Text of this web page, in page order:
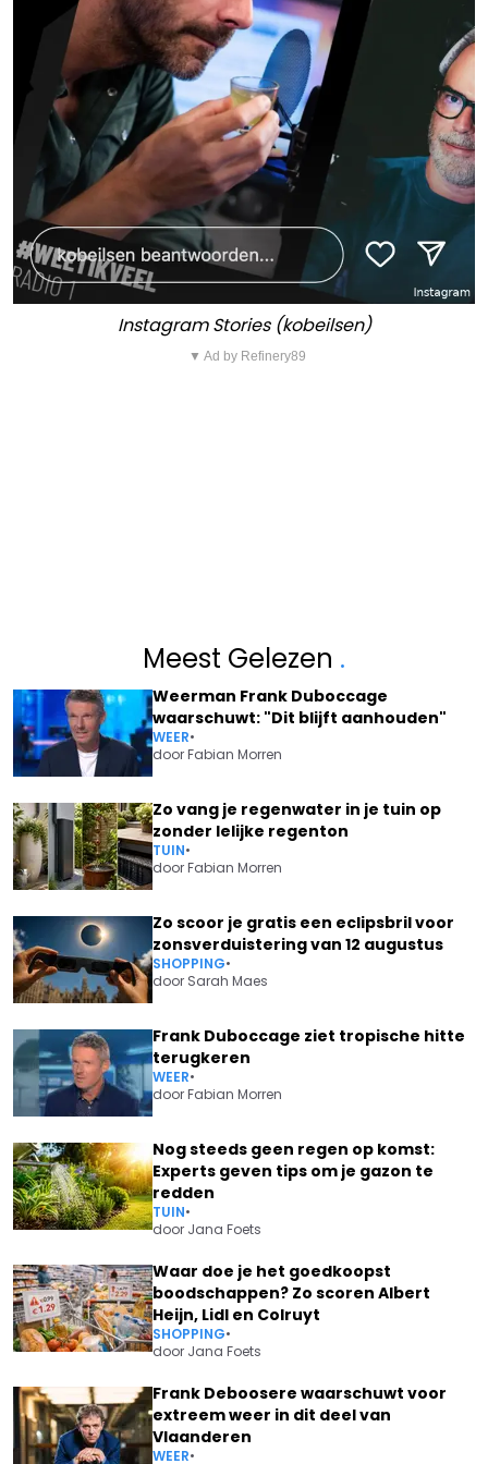
Instagram Stories (kobeilsen)
▼ Ad by Refinery89
Meest Gelezen .
Weerman Frank Duboccage
waarschuwt: "Dit blijft aanhouden"
WEER•
doorFabian Morren
Zo vang je regenwater in je tuin op
zonder lelijke regenton
TUIN•
doorFabian Morren
Zo scoor je gratis een eclipsbril voor
zonsverduistering van 12 augustus
SHOPPING•
door Sarah Maes
Frank Duboccage ziet tropische hitte
terugkeren
WEER•
doorFabian Morren
Nog steeds geen regen op komst:
Experts geven tips om je gazon te
redden
TUIN•
door Jana Foets
Waar doe je het goedkoopst
boodschappen? Zo scoren Albert
Heijn, Lidl en Colruyt
SHOPPING•
door Jana Foets
Frank Deboosere waarschuwt voor
extreem weer in dit deel van
Vlaanderen
WEER•